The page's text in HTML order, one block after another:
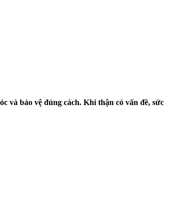
và bảo vệ đúng cách. Khi thận có vấn đề, sức